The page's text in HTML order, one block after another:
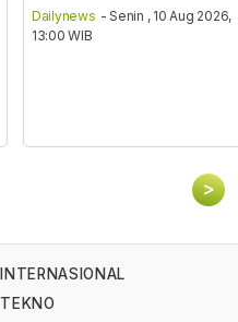
Dailynews - Senin , 10 Aug 2026,
13:00 WIB
>
INTERNASIONAL
TEKNO